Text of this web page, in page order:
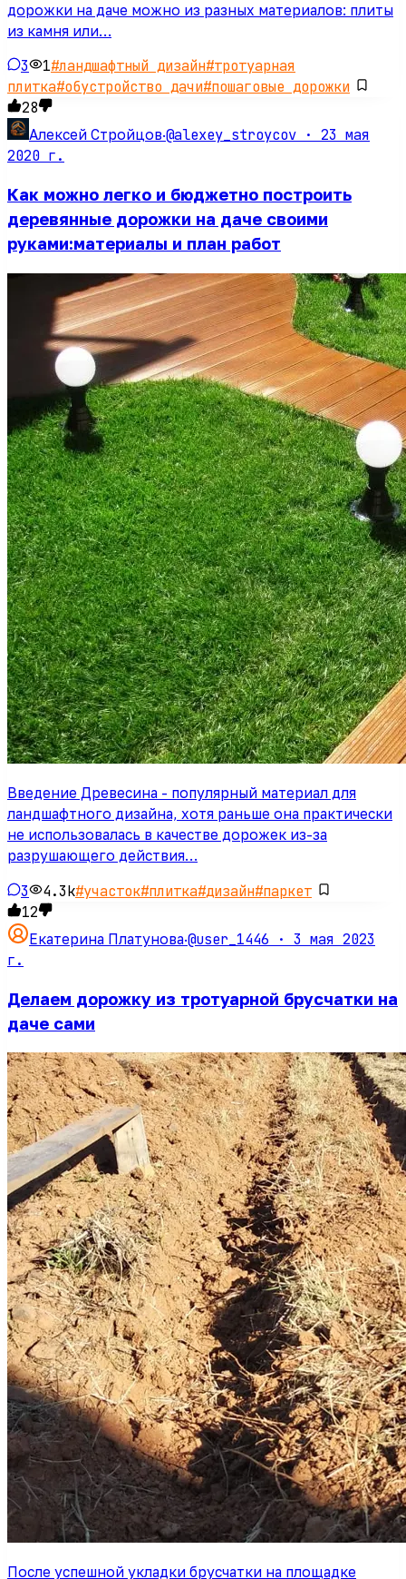
дорожки на даче можно из разных материалов: плиты
из камня или…
3 1#ландшафтный дизайн#тротуарная
плитка#обустройство дачи#пошаговые дорожки
28
Алексей Стройцов·@alexey_stroycov · 23 мая
2020 г.
Как можно легко и бюджетно построить
деревянные дорожки на даче своими
руками:материалы и план работ
Введение Древесина - популярный материал для
ландшафтного дизайна, хотя раньше она практически
не использовалась в качестве дорожек из-за
разрушающего действия…
3 4.3k#участок#плитка#дизайн#паркет
12
Екатерина Платунова·@user_1446 · 3 мая 2023
г.
Делаем дорожку из тротуарной брусчатки на
даче сами
После успешной укладки брусчатки на площадке